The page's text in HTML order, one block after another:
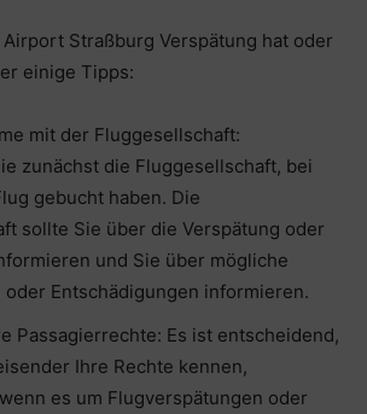
Airport Straßburg Verspätung hat oder
einige Tipps:
mit der Fluggesellschaft:
zunächst die Fluggesellschaft, bei
gebucht haben. Die
sollte Sie über die Verspätung oder
und Sie über mögliche
Entschädigungen informieren.
Passagierrechte: Es ist entscheidend,
Ihre Rechte kennen,
es um Flugverspätungen oder